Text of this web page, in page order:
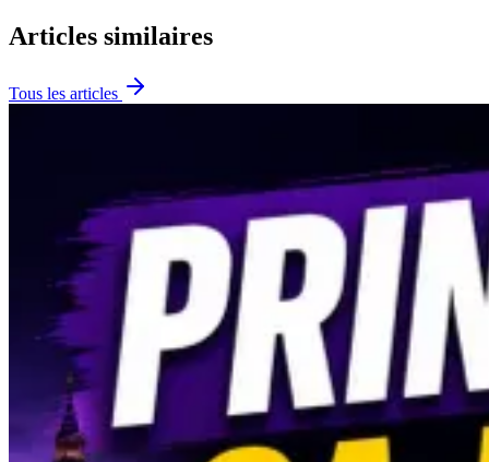
Articles similaires
Tous les articles